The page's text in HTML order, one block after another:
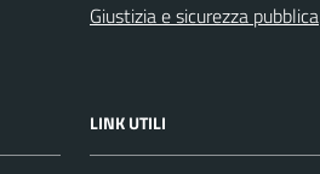
Giustizia e sicurezza pubblica
LINK UTILI